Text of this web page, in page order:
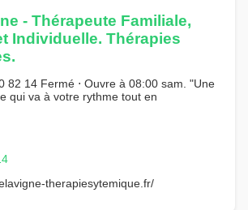
- Thérapeute Familiale,
Individuelle. Thérapies
82 14 Fermé ⋅ Ouvre à 08:00 sam. "Une
qui va à votre rythme tout en
therapiesytemique.fr/